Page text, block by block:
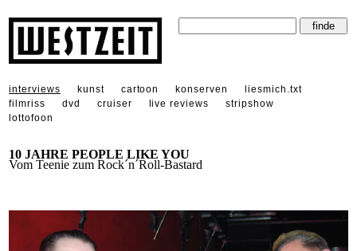
interviews kunst cartoon konserven
liesmich.txt
filmriss
dvd cruiser live reviews
stripshow
lottofoon
10 JAHRE PEOPLE LIKE YOU
Vom Teenie zum Rock´n´Roll-Bastard